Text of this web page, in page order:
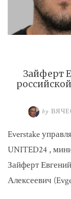
Зайферт
by
Everstake
UNITED24 ,
Зайферт
Алексеевич